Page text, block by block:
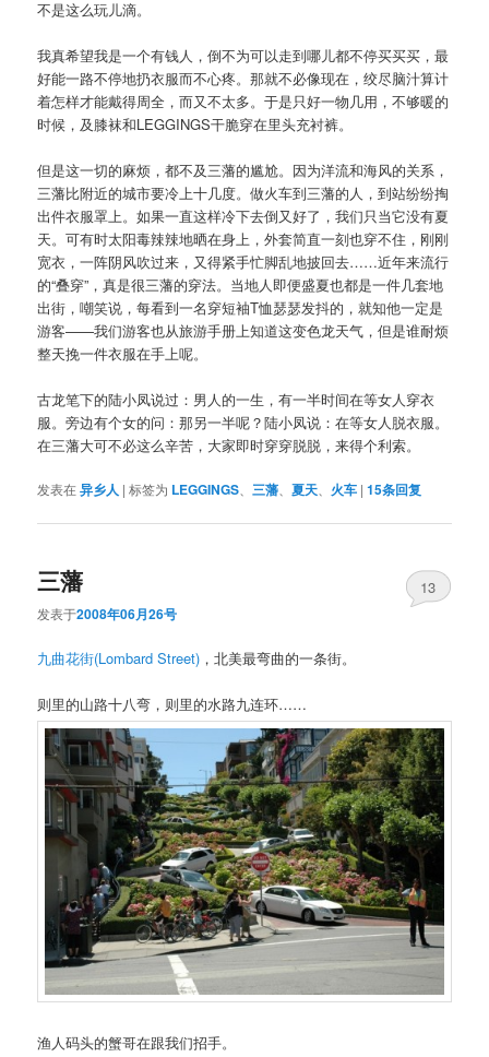
不是这么玩儿滴。
我真希望我是一个有钱人，倒不为可以走到哪儿都不停买买买，最
好能一路不停地扔衣服而不心疼。那就不必像现在，绞尽脑汁算计
着怎样才能戴得周全，而又不太多。于是只好一物几用，不够暖的
时候，及膝袜和LEGGINGS干脆穿在里头充衬裤。
但是这一切的麻烦，都不及三藩的尴尬。因为洋流和海风的关系，
三藩比附近的城市要冷上十几度。做火车到三藩的人，到站纷纷掏
出件衣服罩上。如果一直这样冷下去倒又好了，我们只当它没有夏
天。可有时太阳毒辣辣地晒在身上，外套简直一刻也穿不住，刚刚
宽衣，一阵阴风吹过来，又得紧手忙脚乱地披回去……近年来流行
的“叠穿”，真是很三藩的穿法。当地人即便盛夏也都是一件几套地
出街，嘲笑说，每看到一名穿短袖T恤瑟瑟发抖的，就知他一定是
游客——我们游客也从旅游手册上知道这变色龙天气，但是谁耐烦
整天挽一件衣服在手上呢。
古龙笔下的陆小凤说过：男人的一生，有一半时间在等女人穿衣
服。旁边有个女的问：那另一半呢？陆小凤说：在等女人脱衣服。
在三藩大可不必这么辛苦，大家即时穿穿脱脱，来得个利索。
发表在异乡人 |标签为 LEGGINGS 三藩 、夏天 火车 |15条回复
三藩
发表于2008年06月26号
13
九曲花街(Lombard Street) ，北美最弯曲的一条街。
则里的山路十八弯，则里的水路九连环……
渔人码头的蟹哥在跟我们招手。